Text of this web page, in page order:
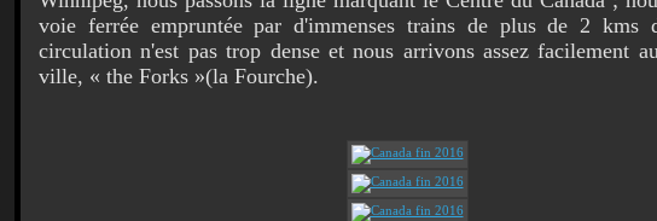
voie ferrée empruntée par d'immenses trains de plus de 2
circulation n'est pas trop dense et nous arrivons assez facilement
ville, « the Forks »(la Fourche).